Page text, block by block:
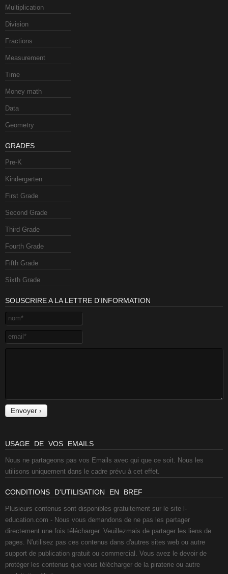
Multiplication
Division
Fractions
Measurement
Time
Money math
Data
Geometry
GRADES
Pre-K
Kindergarten
First Grade
Second Grade
Third Grade
Fourth Grade
Fifth Grade
Sixth Grade
SOUSCRIRE A LA LETTRE D'INFORMATION
USAGE DE VOS EMAILS
Nous ne partageons pas vos Emails avec qui que ce soit. Nous les
utilisons uniquement dans le cadre prévu à cet effet.
CONDITIONS D'UTILISATION EN BREF
Plusieurs contenus sont disponibles gratuitement sur le site l-
education.com - Nous vous demandons de ne pas les partager
directement une fois télécharger. Veuillezmais de partager les liens de
pages. N'utilisez pas ces contenus dans d'autres sites web ou autre
support de publication gratuit ou commercial. Vous avez le devoir de
protéger les contenus que vous télécharger de la piraterie ou autre